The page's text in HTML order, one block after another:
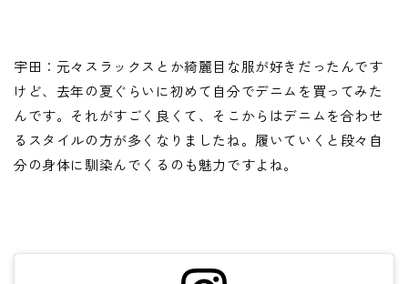
宇田：元々スラックスとか綺麗目な服が好きだったんです
けど、去年の夏ぐらいに初めて自分でデニムを買ってみた
んです。それがすごく良くて、そこからはデニムを合わせ
るスタイルの方が多くなりましたね。履いていくと段々自
分の身体に馴染んでくるのも魅力ですよね。